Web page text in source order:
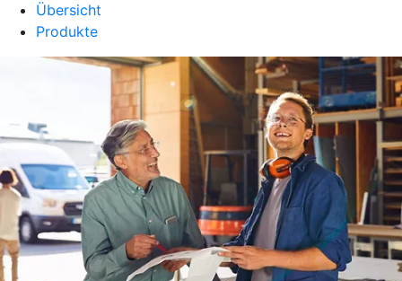
Übersicht
Produkte